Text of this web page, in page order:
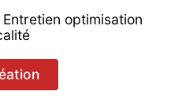
optimisation